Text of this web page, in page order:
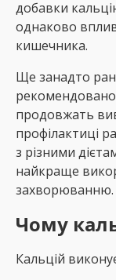
добавки
однаково
кишечника.
Ще занадто
рекомендовано
продовжать
профілактиці
з різними
найкраще
захворюванню.
Чому
Кальцій